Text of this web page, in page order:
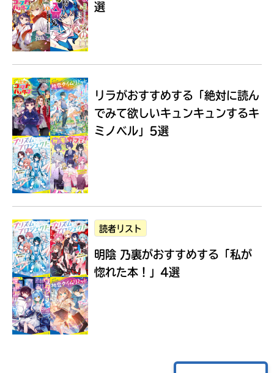
Loading...
選
リラがおすすめする 「絶対に読ん
でみて欲しいキュンキュンするキ
ミノベル」5選
読者リスト
明陰 乃裏がおすすめする 「私が
惚れた本！」4選
に
エ